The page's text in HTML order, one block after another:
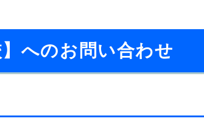
】へのお問い合わせ